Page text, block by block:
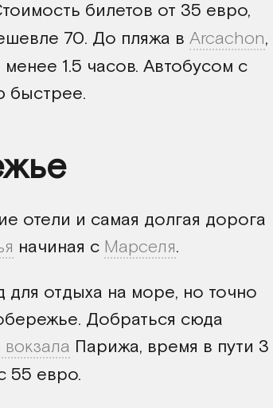
билетов от 35 евро,
70. До пляжа в Arcachon,
1.5 часов. Автобусом с
быстрее.
отели и самая долгая дорога
начиная с Марселя.
отдыха на море, но точно
Добраться сюда
Парижа, время в пути 3
55 евро.